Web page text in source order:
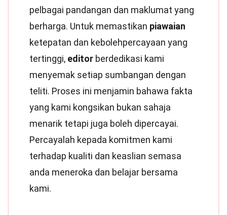
pelbagai pandangan dan maklumat yang
berharga. Untuk memastikan piawaian
ketepatan dan kebolehpercayaan yang
tertinggi, editor berdedikasi kami
menyemak setiap sumbangan dengan
teliti. Proses ini menjamin bahawa fakta
yang kami kongsikan bukan sahaja
menarik tetapi juga boleh dipercayai.
Percayalah kepada komitmen kami
terhadap kualiti dan keaslian semasa
anda meneroka dan belajar bersama
kami.